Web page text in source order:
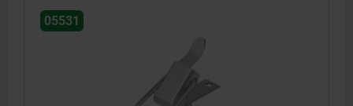
05531